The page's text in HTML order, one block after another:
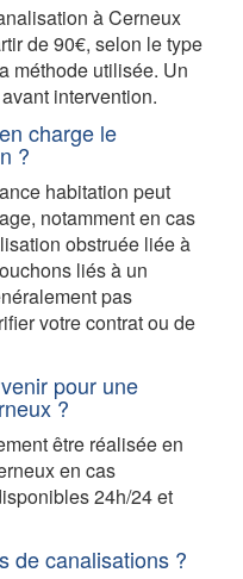
à Cerneux
de 90€, selon le type
méthode utilisée. Un
intervention.
charge le
?
habitation peut
notamment en cas
obstruée liée à
liés à un
pas
votre contrat ou de
pour une
?
être réalisée en
en cas
24h/24 et
de canalisations ?